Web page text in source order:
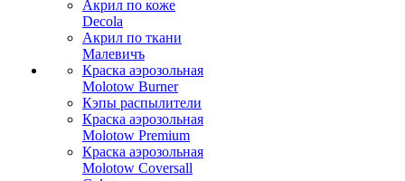
Акрил по коже
Decola
Акрил по ткани
Малевичъ
Краска аэрозольная
Molotow Burner
Кэпы распылители
Краска аэрозольная
Molotow Premium
Краска аэрозольная
Molotow Coversall